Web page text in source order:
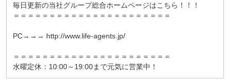
毎日更新の当社グループ総合ホームページはこちら！！！
＝＝＝＝＝＝＝＝＝＝＝＝＝＝＝＝＝＝＝＝＝＝
PC→→→ http://www.life-agents.jp/
＝＝＝＝＝＝＝＝＝＝＝＝＝＝＝＝＝＝＝＝＝＝
水曜定休：10:00～19:00まで元気に営業中！